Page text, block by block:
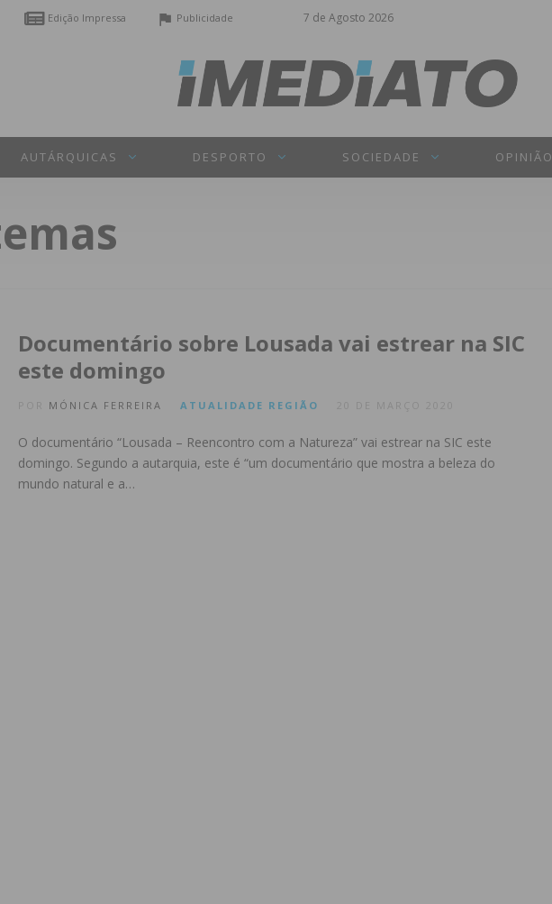
7 de Agosto 2026
Edição Impressa Publicidade
AUTÁRQUICAS DESPORTO SOCIEDADE OPINIÃO
Documentário sobre Lousada vai estrear na SIC
este domingo
MÓNICA FERREIRA ATUALIDADE REGIÃO 20 DE MARÇO 2020
O documentário “Lousada – Reencontro com a Natureza” vai estrear na SIC este
domingo. Segundo a autarquia, este é “um documentário que mostra a beleza do
mundo natural e a…